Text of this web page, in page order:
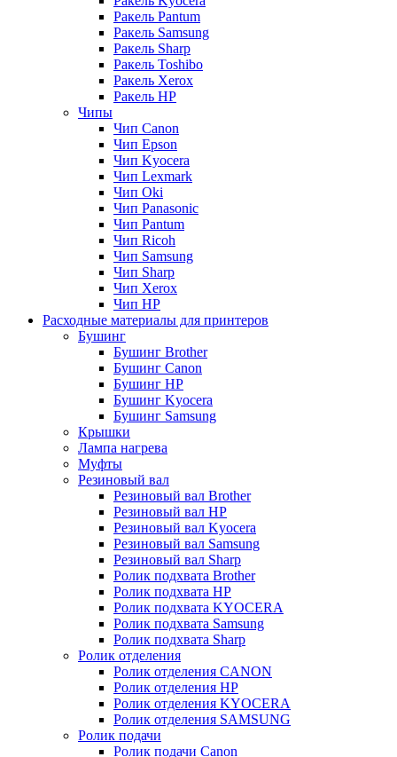
Ракель Pantum
Ракель Samsung
Ракель Sharp
Ракель Toshibo
Ракель Xerox
Ракель НР
Чипы
Чип Canon
Чип Epson
Чип Kyocera
Чип Lexmark
Чип Oki
Чип Panasonic
Чип Pantum
Чип Ricoh
Чип Samsung
Чип Sharp
Чип Xerox
Чип НР
Расходные материалы для принтеров
Бушинг
Бушинг Brother
Бушинг Canon
Бушинг HP
Бушинг Kyocera
Бушинг Samsung
Крышки
Лампа нагрева
Муфты
Резиновый вал
Резиновый вал Brother
Резиновый вал HP
Резиновый вал Kyocera
Резиновый вал Samsung
Резиновый вал Sharp
Ролик подхвата Brother
Ролик подхвата HP
Ролик подхвата KYOCERA
Ролик подхвата Samsung
Ролик подхвата Sharp
Ролик отделения
Ролик отделения CANON
Ролик отделения HP
Ролик отделения KYOCERA
Ролик отделения SAMSUNG
Ролик подачи
Ролик подачи Canon